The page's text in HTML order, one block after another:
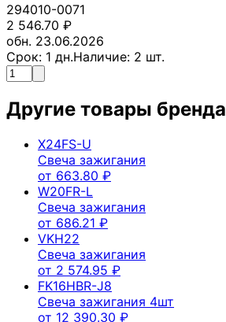
294010-0071
2 546.70 ₽
обн. 23.06.2026
Срок: 1 дн.Наличие: 2 шт.
Другие товары бренда
X24FS-U
Свеча зажигания
от 663.80 ₽
W20FR-L
Свеча зажигания
от 686.21 ₽
VKH22
Свеча зажигания
от 2 574.95 ₽
FK16HBR-J8
Свеча зажигания 4шт
от 12 390.30 ₽